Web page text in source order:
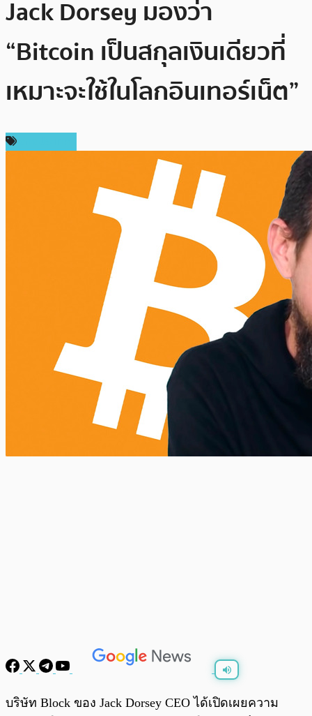
Jack Dorsey มองว่า
“Bitcoin เป็นสกุลเงินเดียวที่
เหมาะจะใช้ในโลกอินเทอร์เน็ต”
บริษัท Block ของ Jack Dorsey CEO ได้เปิดเผยความ